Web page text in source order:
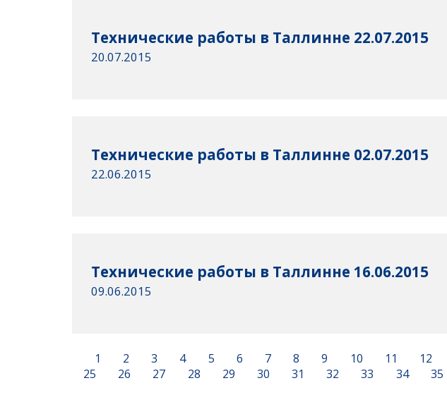
Технические работы в Таллинне 22.07.2015
20.07.2015
Технические работы в Таллинне 02.07.2015
22.06.2015
Технические работы в Таллинне 16.06.2015
09.06.2015
1 2 3 4 5 6 7 8 9 10 11 12
25
26 27 28 29 30 31 32 33 34 35